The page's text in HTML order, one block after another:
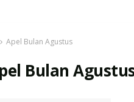
Apel Bulan Agustus
Bulan